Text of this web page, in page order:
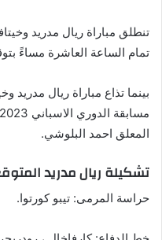
تنطلق مباراة ريال مدريد
تمام الساعة العاشرة مساءً
المعلق احمد البلوشي.
تشكيلة ريال مدريد
حراسة المرمى: تيبو كورتوا.